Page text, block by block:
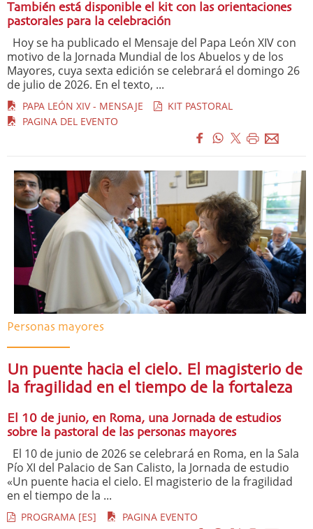
También está disponible el kit con las orientaciones
pastorales para la celebración
Hoy se ha publicado el Mensaje del Papa León XIV con
motivo de la Jornada Mundial de los Abuelos y de los
Mayores, cuya sexta edición se celebrará el domingo 26
de julio de 2026. En el texto, ...
PAPA LEÓN XIV - MENSAJE
KIT PASTORAL
PAGINA DEL EVENTO
Personas mayores
Un puente hacia el cielo. El magisterio de
la fragilidad en el tiempo de la fortaleza
El 10 de junio, en Roma, una Jornada de estudios
sobre la pastoral de las personas mayores
El 10 de junio de 2026 se celebrará en Roma, en la Sala
Pío XI del Palacio de San Calisto, la Jornada de estudio
«Un puente hacia el cielo. El magisterio de la fragilidad
en el tiempo de la ...
PROGRAMA [ES] PAGINA EVENTO